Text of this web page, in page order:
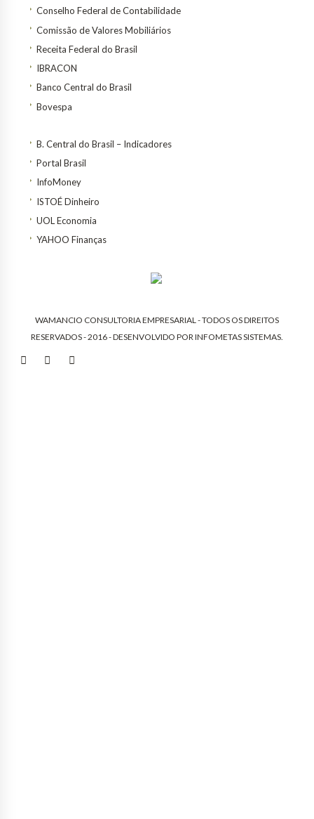
Conselho Federal de Contabilidade
Comissão de Valores Mobiliários
Receita Federal do Brasil
IBRACON
Banco Central do Brasil
Bovespa
B. Central do Brasil – Indicadores
Portal Brasil
InfoMoney
ISTOÉ Dinheiro
UOL Economia
YAHOO Finanças
WAMANCIO CONSULTORIA EMPRESARIAL - TODOS OS DIREITOS
RESERVADOS - 2016 - DESENVOLVIDO PORINFOMETAS SISTEMAS.